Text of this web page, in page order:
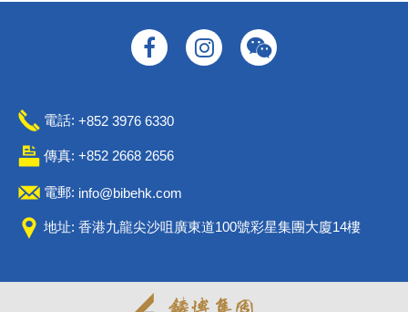
電話: +852 3976 6330
傳真: +852 2668 2656
電郵: info@bibehk.com
地址: 香港九龍尖沙咀廣東道100號彩星集團大廈14樓